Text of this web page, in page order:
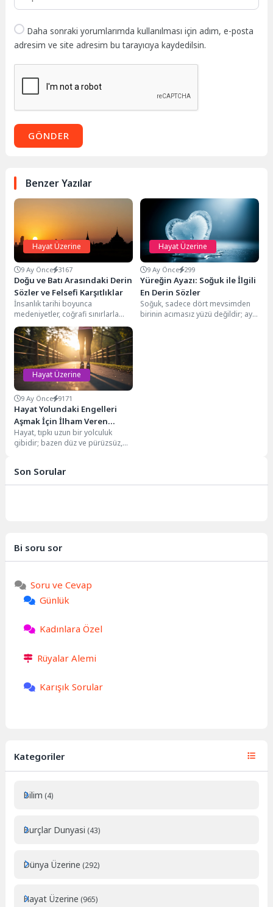
Daha sonraki yorumlarımda kullanılması için adım, e-posta
adresim ve site adresim bu tarayıcıya kaydedilsin.
GÖNDER
Benzer Yazılar
Hayat Üzerine
9 Ay Önce 3167
Doğu ve Batı Arasındaki Derin
Sözler ve Felsefi Karşıtlıklar
İnsanlık tarihi boyunca
medeniyetler, coğrafi sınırlarla
ayrılsa da, düşünsel ve kültürel
olarak sürekli bir etkileşim...
Hayat Üzerine
9 Ay Önce 299
Yüreğin Ayazı: Soğuk ile İlgili
En Derin Sözler
Soğuk, sadece dört mevsimden
birinin acımasız yüzü değildir; aynı
Hayat Üzerine
9 Ay Önce 9171
Hayat Yolundaki Engelleri
Aşmak İçin İlham Veren
Sözler
Hayat, tıpkı uzun bir yolculuk
gibidir; bazen düz ve pürüzsüz,
Son Sorular
Bi soru sor
Soru ve Cevap
Günlük
Kadınlara Özel
Rüyalar Alemi
Karışık Sorular
Kategoriler
Bilim (4)
Burçlar Dunyasi (43)
Dünya Üzerine (292)
Hayat Üzerine (965)